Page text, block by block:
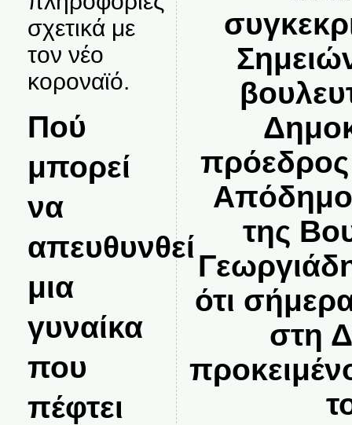
σχετικά με
τον νέο
κοροναϊό.
Πού
μπορεί
να
απευθυνθεί
μια
γυναίκα
που
πέφτει
πρόεδρος
της
ότι
στη